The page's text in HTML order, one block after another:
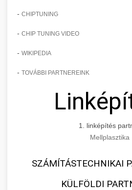
- CHIPTUNING
- CHIP TUNING VIDEO
- WIKIPEDIA
- TOVÁBBI PARTNEREINK
1. linképítés
Mellplasztika
SZÁMÍTÁSTECHNIKAI
KÜLFÖLDI